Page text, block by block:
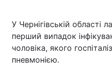
Головна
У Чернігівській області
перший випадок
чоловіка, якого
пневмонією.